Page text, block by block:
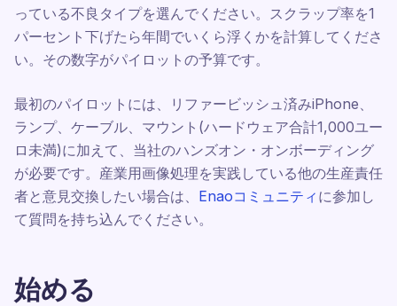
っている不良タイプを選んでください。スクラップ率を1
パーセント下げたら年間でいくら浮くかを計算してくださ
い。その数字がパイロットの予算です。
最初のパイロットには、リファービッシュ済みiPhone、
ランプ、ケーブル、マウント(ハードウェア合計1,000ユー
ロ未満)に加えて、当社のハンズオン・オンボーディング
が必要です。産業用画像処理を実践している他の生産責任
者と意見交換したい場合は、 Enaoコミュニティ に参加し
て質問を持ち込んでください。
始める